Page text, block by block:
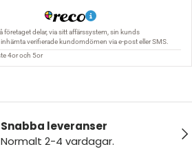
Snabba leveranser
Normalt 2-4 vardagar.